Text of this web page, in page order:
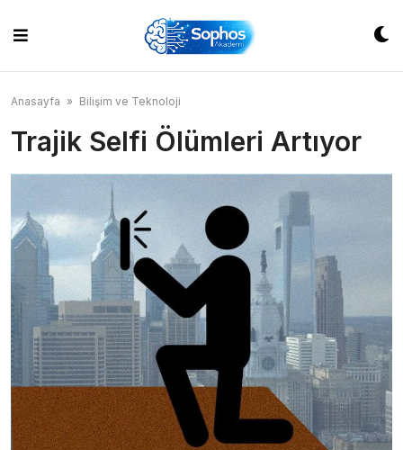
content
Anasayfa » Bilişim ve Teknoloji
Trajik Selfi Ölümleri Artıyor